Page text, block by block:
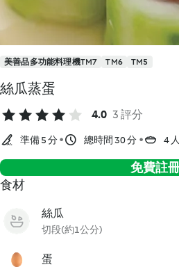
美善品多功能料理機TM7 TM6 TM5
絲瓜蒸蛋
4.0 3 評分
準備 5 分 總時間 30 分 4
免費註
食材
絲瓜
切段(約1公分)
蛋